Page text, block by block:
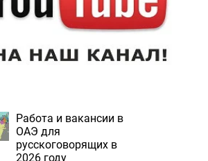
Работа и вакансии в
ОАЭ для
русскоговорящих в
2026 году